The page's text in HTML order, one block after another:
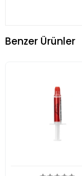
Benzer Ürünler